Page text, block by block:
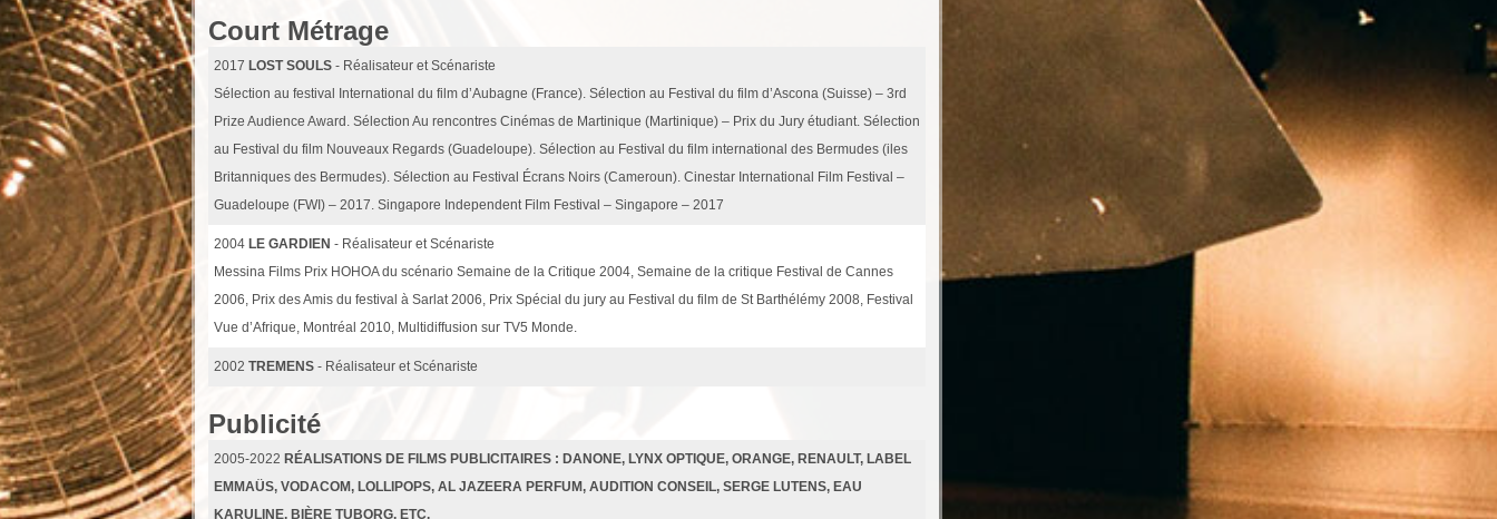
Court Métrage
2017 LOST SOULS - Réalisateur et Scénariste
Sélection au festival International du film d’Aubagne (France). Sélection au Festival du film d’Ascona (Suisse) – 3rd
Prize Audience Award. Sélection Au rencontres Cinémas de Martinique (Martinique) – Prix du Jury étudiant. Sélection
au Festival du film Nouveaux Regards (Guadeloupe). Sélection au Festival du film international des Bermudes (iles
Britanniques des Bermudes). Sélection au Festival Écrans Noirs (Cameroun). Cinestar International Film Festival –
Guadeloupe (FWI) – 2017. Singapore Independent Film Festival – Singapore – 2017
2004 LE GARDIEN - Réalisateur et Scénariste
Messina Films Prix HOHOA du scénario Semaine de la Critique 2004, Semaine de la critique Festival de Cannes
2006, Prix des Amis du festival à Sarlat 2006, Prix Spécial du jury au Festival du film de St Barthélémy 2008, Festival
Vue d’Afrique, Montréal 2010, Multidiffusion sur TV5 Monde.
2002 TREMENS - Réalisateur et Scénariste
Publicité
2005-2022 RÉALISATIONS DE FILMS PUBLICITAIRES : DANONE, LYNX OPTIQUE, ORANGE, RENAULT, LABEL
EMMAÜS, VODACOM, LOLLIPOPS, AL JAZEERA PERFUM, AUDITION CONSEIL, SERGE LUTENS, EAU
KARULINE, BIÈRE TUBORG, ETC.